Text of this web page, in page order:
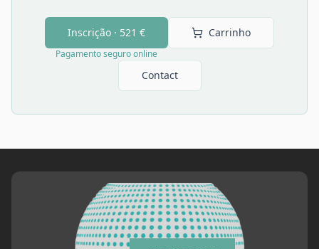
Inscrição · 521 €
Pagamento seguro online
Carrinho
Contact